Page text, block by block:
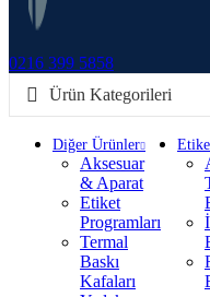
0216 399 5858
Ürün Kategorileri
Diğer Ürünler
Aksesuar
& Aparat
Etiket
Programları
Termal
Baskı
Kafaları